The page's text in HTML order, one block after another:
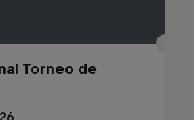
Torneo de